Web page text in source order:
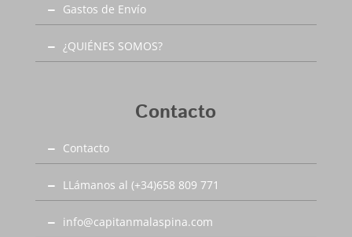
Gastos de Envío
¿QUIÉNES SOMOS?
Contacto
Contacto
LLámanos al (+34)658 809 771
info@capitanmalaspina.com